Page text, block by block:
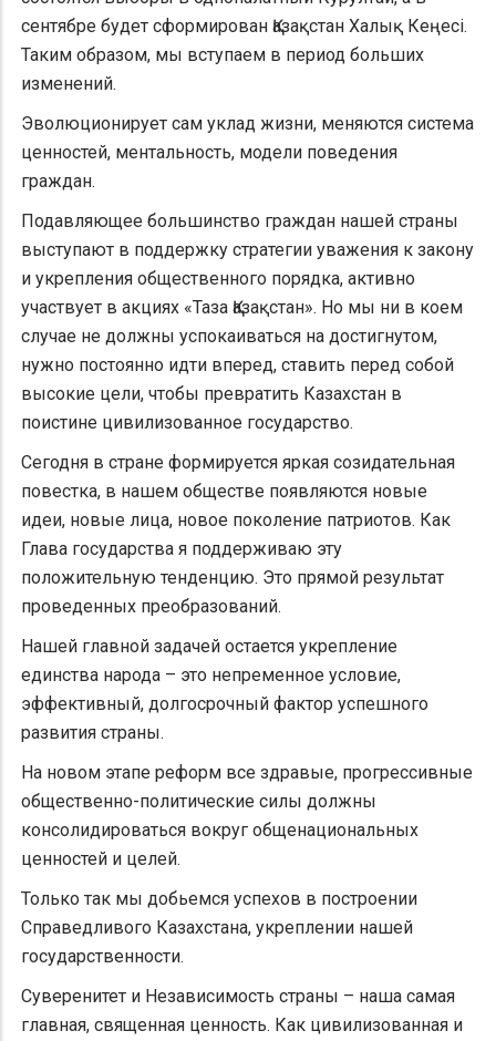
сентябре будет сформирован Қазақстан Халық Кеңесі.
Таким образом, мы вступаем в период больших
изменений.
Эволюционирует сам уклад жизни, меняются система
ценностей, ментальность, модели поведения
граждан.
Подавляющее большинство граждан нашей страны
выступают в поддержку стратегии уважения к закону
и укрепления общественного порядка, активно
участвует в акциях «Таза Қазақстан». Но мы ни в коем
случае не должны успокаиваться на достигнутом,
нужно постоянно идти вперед, ставить перед собой
высокие цели, чтобы превратить Казахстан в
поистине цивилизованное государство.
Сегодня в стране формируется яркая созидательная
повестка, в нашем обществе появляются новые
идеи, новые лица, новое поколение патриотов. Как
Глава государства я поддерживаю эту
положительную тенденцию. Это прямой результат
проведенных преобразований.
Нашей главной задачей остается укрепление
единства народа – это непременное условие,
эффективный, долгосрочный фактор успешного
развития страны.
На новом этапе реформ все здравые, прогрессивные
общественно-политические силы должны
консолидироваться вокруг общенациональных
ценностей и целей.
Только так мы добьемся успехов в построении
Справедливого Казахстана, укреплении нашей
государственности.
Суверенитет и Независимость страны – наша самая
главная, священная ценность. Как цивилизованная и